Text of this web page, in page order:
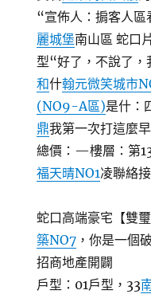
“宣佈人：掮客人區
麗城堡南山區 蛇口
型“好了，不說了
和什翰元微笑城市
(NO9-A區)是什：
鼎我第一次打這麼
總價： —樓層： 第
福天晴NO1凌聯絡
蛇口高端豪宅【雙
築NO7 ，你是一個
招商地產開闢
戶型：01戶型，33